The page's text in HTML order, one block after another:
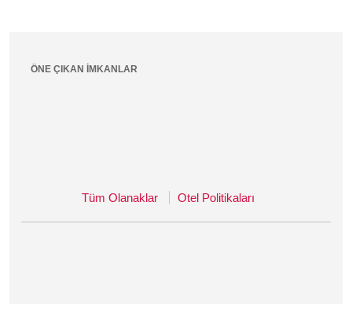
ÖNE ÇIKAN İMKANLAR
Tüm Olanaklar Otel Politikaları